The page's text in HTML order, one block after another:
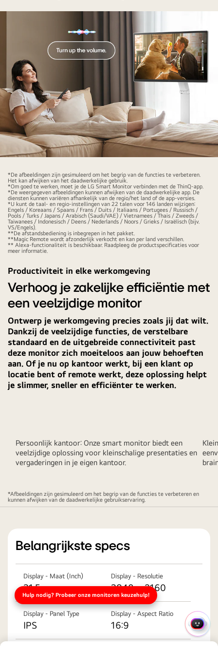
Hulp nodig? Probeer onze monitoren keuzehulp!
vrouw
zet
het
volume
van
LG
Smart
Monitor
hoger
met
Magic
Remote.
*De afbeeldingen zijn gesimuleerd om het begrip van de functies te verbeteren.
Het kan afwijken van het daadwerkelijke gebruik.
*Om goed te werken, moet je de LG Smart Monitor verbinden met de ThinQ-app.
*De weergegeven afbeeldingen kunnen afwijken van de daadwerkelijke app. De
diensten kunnen variëren afhankelijk van de regio/het land of de app-versies.
*U kunt de taal- en regio-instellingen van 22 talen voor 146 landen wijzigen:
Engels / Koreaans / Spaans / Frans / Duits / Italiaans / Portugees / Russisch /
Pools / Turks / Japans / Arabisch (Saudi/VAE) / Vietnamees / Thais / Zweeds /
Taiwanees / Indonesisch / Deens / Nederlands / Noors / Grieks / Israëlisch (bijv.
VS/Engels).
**De afstandsbediening is inbegrepen in het pakket.
**Magic Remote wordt afzonderlijk verkocht en kan per land verschillen.
** Alexa-functionaliteit is beschikbaar. Raadpleeg de productspecificaties voor
meer informatie.
Productiviteit in elke werkomgeving
Verhoog je zakelijke efficiëntie met
een veelzijdige monitor
Ontwerp je werkomgeving precies zoals jij dat wilt.
Dankzij de veelzijdige functies, de verstelbare
standaard en de uitgebreide connectiviteit past
deze monitor zich moeiteloos aan jouw behoeften
aan. Of je nu op kantoor werkt, bij een klant op
locatie bent of remote werkt, deze oplossing helpt
je slimmer, sneller en efficiënter te werken.
Persoonlijk kantoor: Onze smart monitor biedt een
veelzijdige oplossing voor kleinschalige presentaties en
vergaderingen in je eigen kantoor.
*Afbeeldingen zijn gesimuleerd om het begrip van de functies te verbeteren en
kunnen afwijken van de daadwerkelijke gebruikservaring.
Belangrijkste specs
Display - Maat (Inch)
31.5
Display - Resolutie
3840 x 2160
Display - Panel Type
IPS
Display - Aspect Ratio
16:9